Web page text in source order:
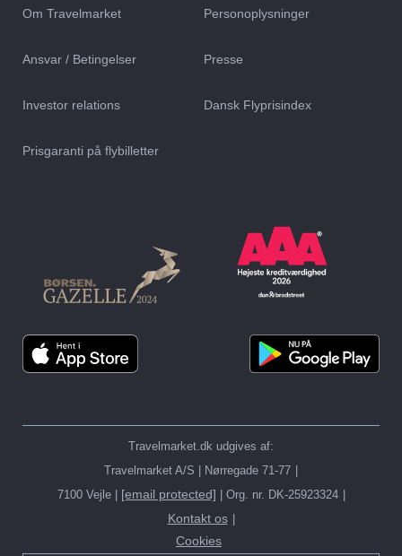
Om Travelmarket Personoplysninger
Ansvar / Betingelser Presse
Investor relations Dansk Flyprisindex
Prisgaranti på flybilletter
Travelmarket.dk udgives af:
Travelmarket A/S | Nørregade 71-77
7100 Vejle | [email protected] | Org. nr. DK-25923324
Kontakt os
Cookies